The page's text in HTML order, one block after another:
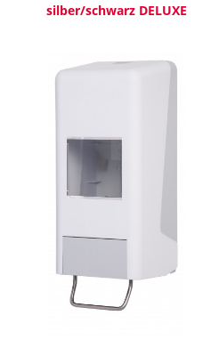
silber/schwarz DELUXE